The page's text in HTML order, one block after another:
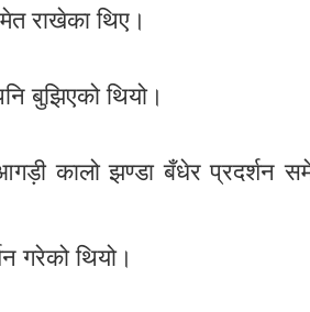
राखेका थिए।
बुझिएको थियो।
कालो झण्डा बँधेर प्रदर्शन
गरेको थियो।